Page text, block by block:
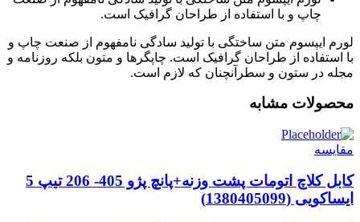
چاپ و با استفاده از طراحان گرافیک است.
لورم ایپسوم متن ساختگی با تولید سادگی نامفهوم از صنعت چاپ و
با استفاده از طراحان گرافیک است. چاپگرها و متون بلکه روزنامه و
مجله در ستون و سطرآنچنان که لازم است.
محصولات مشابه
مقایسه
کابل کلاچ اتومات پشت وزنه+پانچ پژو 405- 206 تیپ 5
ایساکویی (1380405099)